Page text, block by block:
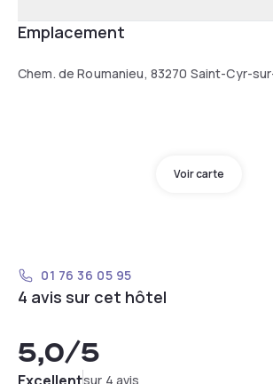
Emplacement
Chem. de Roumanieu, 83270 Saint-Cyr-
Voir carte
01 76 36 05 95
4 avis sur cet hôtel
5,0/5
sur 4 avis